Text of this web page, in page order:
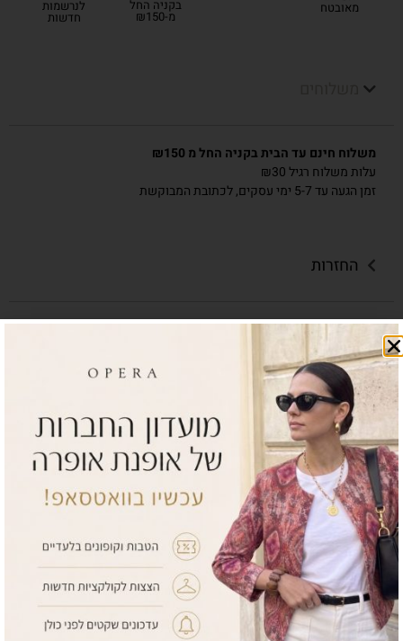
מאובטח בקניה החל
מ-₪150
לנרשמות
חדשות
משלוח חינם עד הבית בקניה החל מ ₪150
עלות משלוח רגיל ₪30
זמן הגעה עד 5-7 ימי עסקים, לכתובת המבוקשת
החזרות
השלימי את הלוק